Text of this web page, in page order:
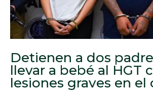
Detienen a dos
llevar a bebé al HGT
lesiones graves en el